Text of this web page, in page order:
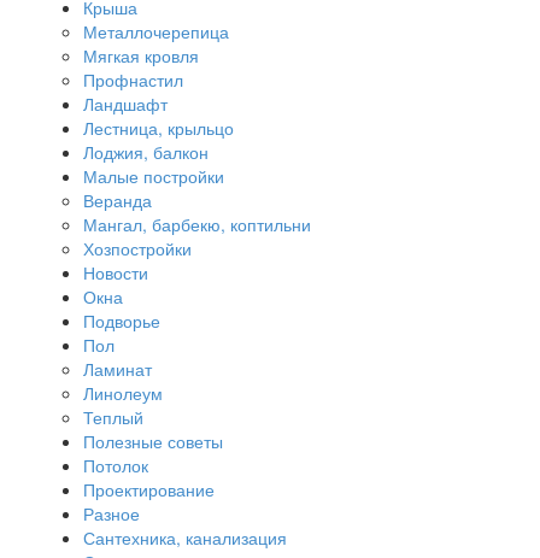
Крыша
Металлочерепица
Мягкая кровля
Профнастил
Ландшафт
Лестница, крыльцо
Лоджия, балкон
Малые постройки
Веранда
Мангал, барбекю, коптильни
Хозпостройки
Новости
Окна
Подворье
Пол
Ламинат
Линолеум
Теплый
Полезные советы
Потолок
Проектирование
Разное
Сантехника, канализация